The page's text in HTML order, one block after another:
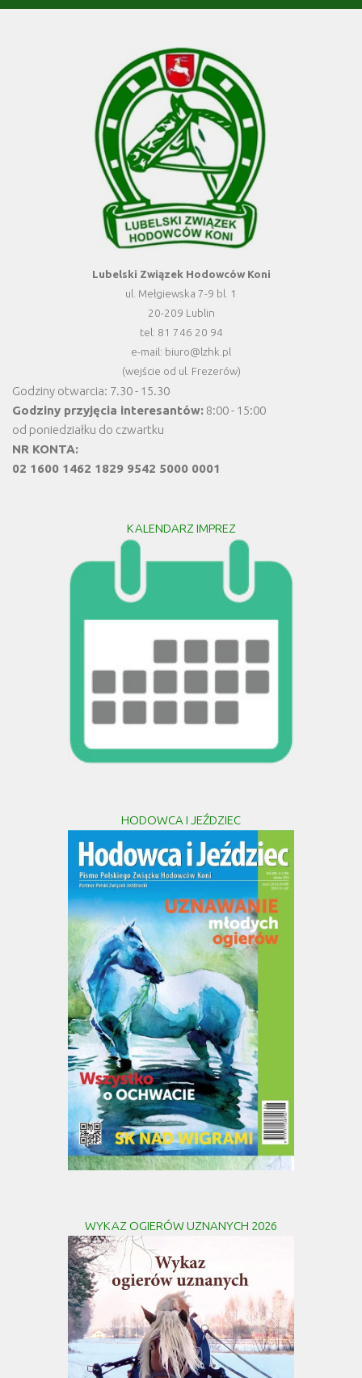
Lubelski Związek Hodowców Koni
ul. Mełgiewska 7-9 bl. 1
20-209 Lublin
tel: 81 746 20 94
e-mail: biuro@lzhk.pl
(wejście od ul. Frezerów)
Godziny otwarcia: 7.30 - 15.30
Godziny przyjęcia interesantów: 8:00 - 15:00
od poniedziałku do czwartku
NR KONTA:
02 1600 1462 1829 9542 5000 0001
KALENDARZ IMPREZ
HODOWCA I JEŹDZIEC
WYKAZ OGIERÓW UZNANYCH 2026